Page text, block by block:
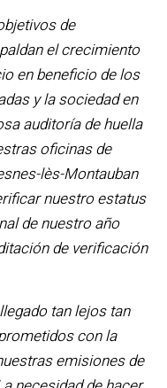
de
el crecimiento
en beneficio de los
y la sociedad en
auditoría de huella
oficinas de
lès-Montauban
nuestro estatus
de nuestro año
de verificación
tan lejos tan
con la
emisiones de